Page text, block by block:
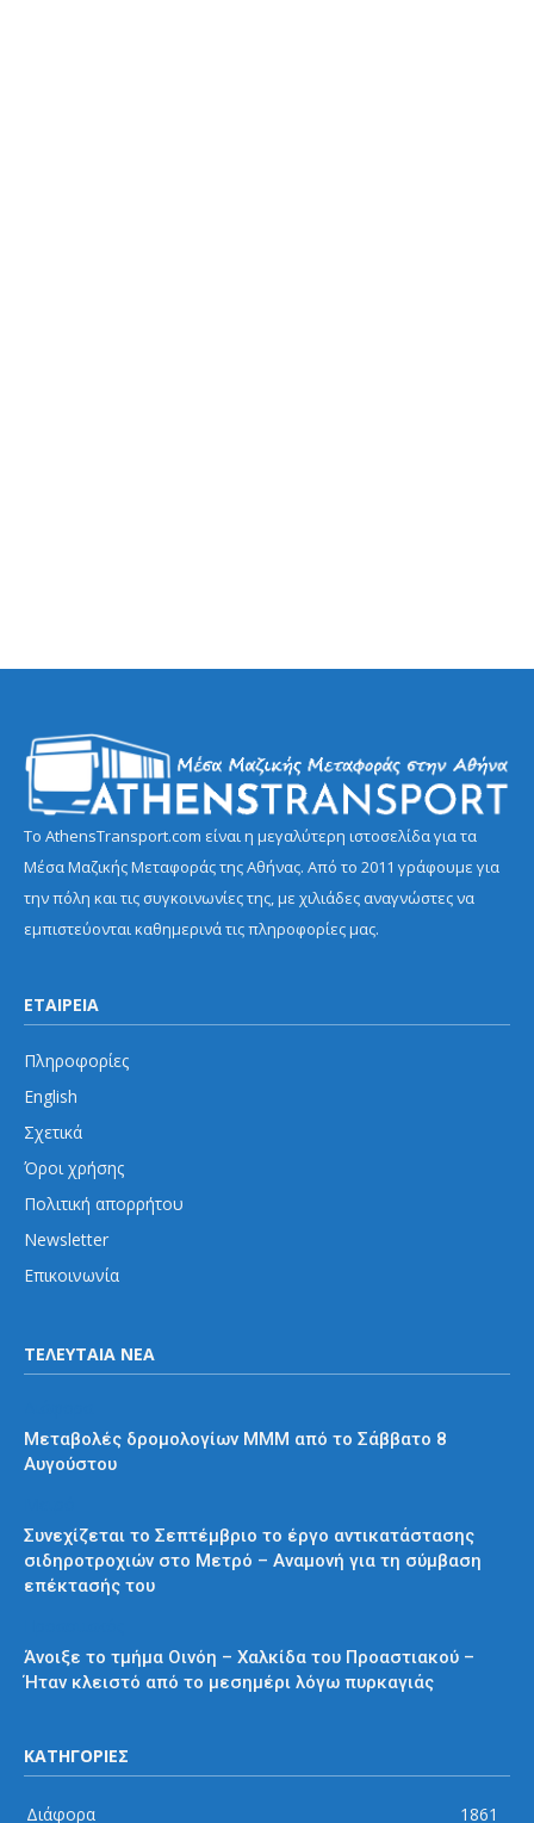
Το AthensTransport.com είναι η μεγαλύτερη ιστοσελίδα για τα
Μέσα Μαζικής Μεταφοράς της Αθήνας. Από το 2011 γράφουμε για
την πόλη και τις συγκοινωνίες της, με χιλιάδες αναγνώστες να
εμπιστεύονται καθημερινά τις πληροφορίες μας.
ΕΤΑΙΡΕΙΑ
Πληροφορίες
English
Σχετικά
Όροι χρήσης
Πολιτική απορρήτου
Newsletter
Επικοινωνία
ΤΕΛΕΥΤΑΙΑ ΝΕΑ
Μεταβολές δρομολογίων ΜΜΜ από το Σάββατο 8
Αυγούστου
Συνεχίζεται το Σεπτέμβριο το έργο αντικατάστασης
σιδηροτροχιών στο Μετρό – Αναμονή για τη σύμβαση
επέκτασής του
Άνοιξε το τμήμα Οινόη – Χαλκίδα του Προαστιακού –
Ήταν κλειστό από το μεσημέρι λόγω πυρκαγιάς
ΚΑΤΗΓΟΡΙΕΣ
Διάφορα 1861